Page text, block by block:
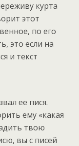
курта
этот
по его
это если на
и текст
ее пися.
ему «какая
твою
вы с писей